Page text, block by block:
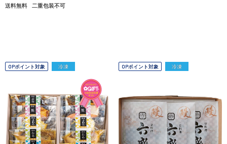
送料無料 二重包装不可
OPポイント対象 冷凍 OPポイント対象 冷凍